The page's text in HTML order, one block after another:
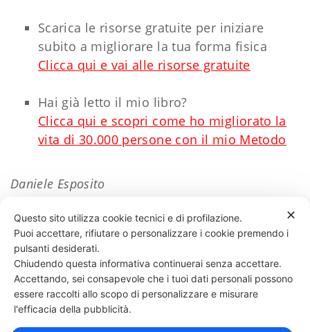
Scarica le risorse gratuite per iniziare
subito a migliorare la tua forma fisica
Clicca qui e vai alle risorse gratuite
Hai già letto il mio libro?
Clicca qui e scopri come ho migliorato la
vita di 30.000 persone con il mio Metodo
Daniele Esposito
53 LIKES
331 818 4777DANIELE ESPOSITO
✕
Questo sito utilizza cookie tecnici e di profilazione.
Puoi accettare, rifiutare o personalizzare i cookie premendo i
pulsanti desiderati.
Chiudendo questa informativa continuerai senza accettare.
Accettando, sei consapevole che i tuoi dati personali possono
essere raccolti allo scopo di personalizzare e misurare
l'efficacia della pubblicità.